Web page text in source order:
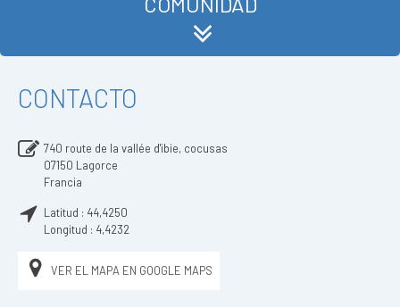
CONTACTO
740 route de la vallée d'ibie, cocusas
07150 Lagorce
Francia
Latitud : 44,4250
Longitud : 4,4232
VER EL MAPA EN GOOGLE MAPS